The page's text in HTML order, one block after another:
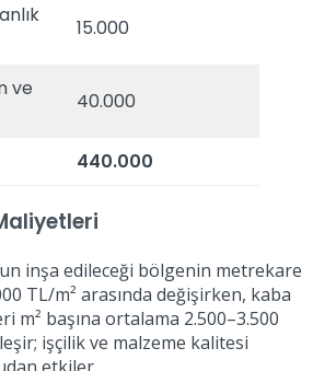
15.000
ve
40.000
440.000
inşa edileceği bölgenin metrekare
TL/m² arasında değişirken, kaba
m² başına ortalama 2.500–3.500
işçilik ve malzeme kalitesi